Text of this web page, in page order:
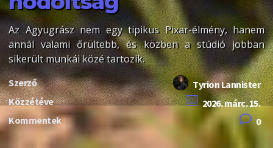
Az Agyugrász nem egy tipikus Pixar-élmény, hanem
annál valami őrültebb, és közben a stúdió jobban
sikerült munkái közé tartozik.
Szerző
Tyrion Lannister
Közzétéve
2026. márc. 15.
Kommentek
0